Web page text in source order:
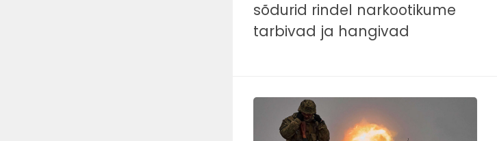
sõdurid rindel narkootikume
tarbivad ja hangivad